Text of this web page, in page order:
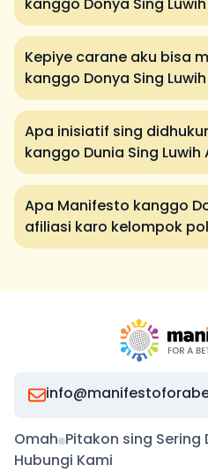
Kepiye carane aku bisa
kanggo Donya Sing
Apa inisiatif sing
kanggo Dunia Sing Luwih
Apa Manifesto kanggo
afiliasi karo kelompok
Omah Pitakon sing Sering
Hubungi Kami